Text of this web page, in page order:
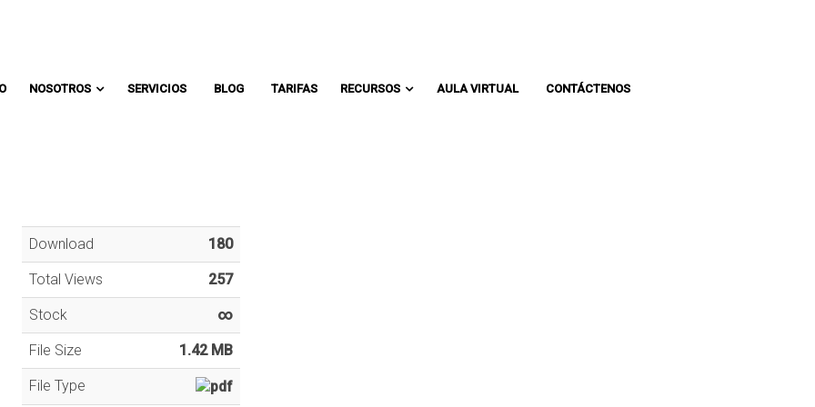
NOSOTROS SERVICIOS BLOG TARIFAS RECURSOS AULA VIRTUAL CONTÁCTENOS
Download 180
Total Views 257
Stock ∞
File Size 1.42 MB
File Type